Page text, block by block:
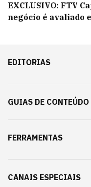
EXCLUSIVO: FTV
negócio é avaliado
EDITORIAS
GUIAS DE CONTEÚDO
FERRAMENTAS
CANAIS ESPECIAIS